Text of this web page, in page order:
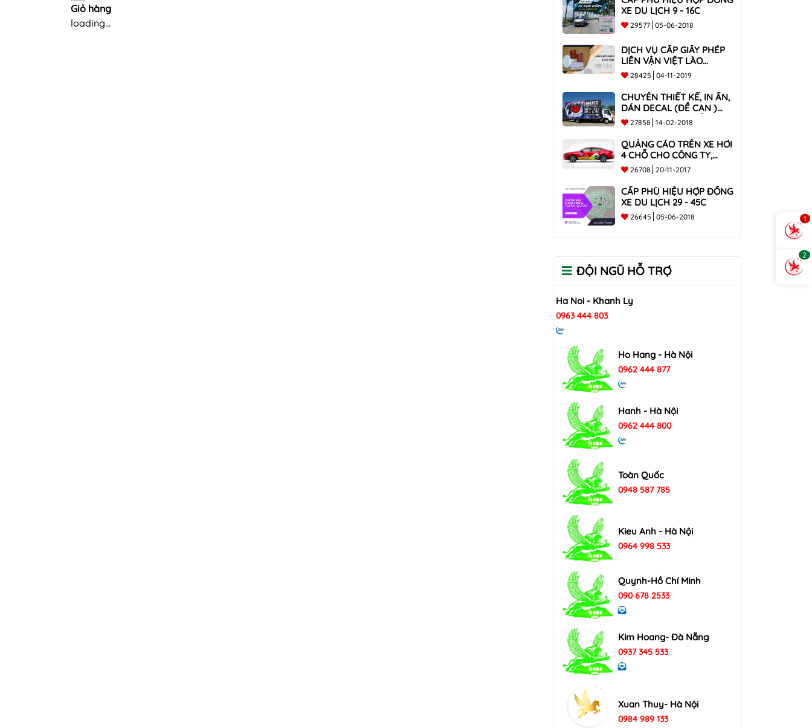
Giỏ hàng
loading...
XE DU LỊCH 9 - 16C
29577 05-06-2018
DỊCH VỤ CẤP GIẤY PHÉP
LIÊN VẬN VIỆT LÀO
NHANH CHÓNG , UY TÍN
TOÀN QUỐC
28425 04-11-2019
CHUYÊN THIẾT KẾ, IN ẤN,
DÁN DECAL (ĐỀ CAN )
TRÊN THÙNG XE TẢI CHO
CÔNG TY
27858 14-02-2018
QUẢNG CÁO TRÊN XE HƠI
4 CHỖ CHO CÔNG TY,
DOANH NGHIỆP
26708 20-11-2017
CẤP PHÙ HIỆU HỢP ĐỒNG
XE DU LỊCH 29 - 45C
26645 05-06-2018
ĐỘI NGŨ HỖ TRỢ
Ha Noi - Khanh Ly
0963 444 803
Ho Hang - Hà Nội
0962 444 877
Hanh - Hà Nội
0962 444 800
Toàn Quốc
0948 587 785
Kieu Anh - Hà Nội
0964 998 533
Quynh-Hồ Chí Minh
090 678 2533
Kim Hoang- Đà Nẵng
0937 345 533
Xuan Thuy- Hà Nội
0984 989 133
1
2